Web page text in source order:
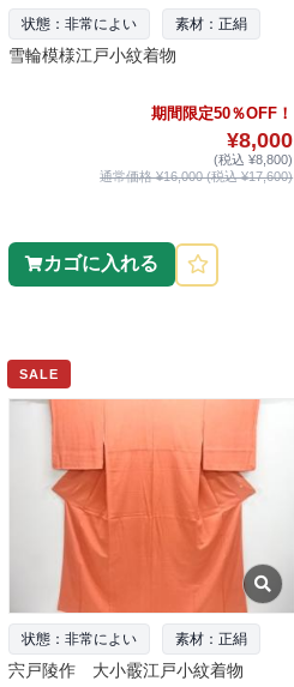
状態：非常によい 素材：正絹
雪輪模様江戸小紋着物
期間限定50％OFF！
¥8,000
(税込 ¥8,800)
通常価格 ¥16,000 (税込 ¥17,600)
カゴに入れる
SALE
状態：非常によい 素材：正絹
宍戸陵作 大小霰江戸小紋着物